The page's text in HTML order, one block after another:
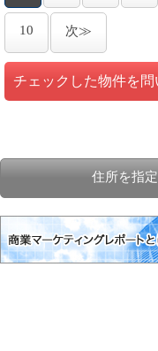
10 次≫
住所を指